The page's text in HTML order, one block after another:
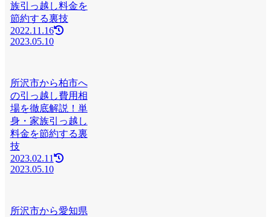
族引っ越し料金を
節約する裏技
2022.11.16
2023.05.10
所沢市から柏市へ
の引っ越し費用相
場を徹底解説！単
身・家族引っ越し
料金を節約する裏
技
2023.02.11
2023.05.10
所沢市から愛知県